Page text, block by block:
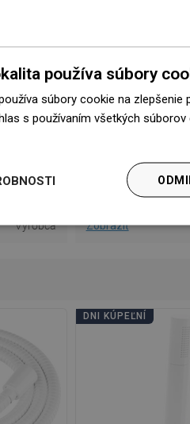
obsluhu Stiahnutie
Stiahnutie
Výrobca Zobraziť
DNI KÚPEĽNÍ
používa súbory
súbory cookie na
s používaním všetkých